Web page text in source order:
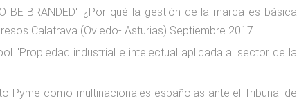
BE BRANDED" ¿Por qué la gestión de la marca es básica
Calatrava (Oviedo- Asturias) Septiembre 2017.
"Propiedad industrial e intelectual aplicada al sector de la
Pyme como multinacionales españolas ante el Tribunal de